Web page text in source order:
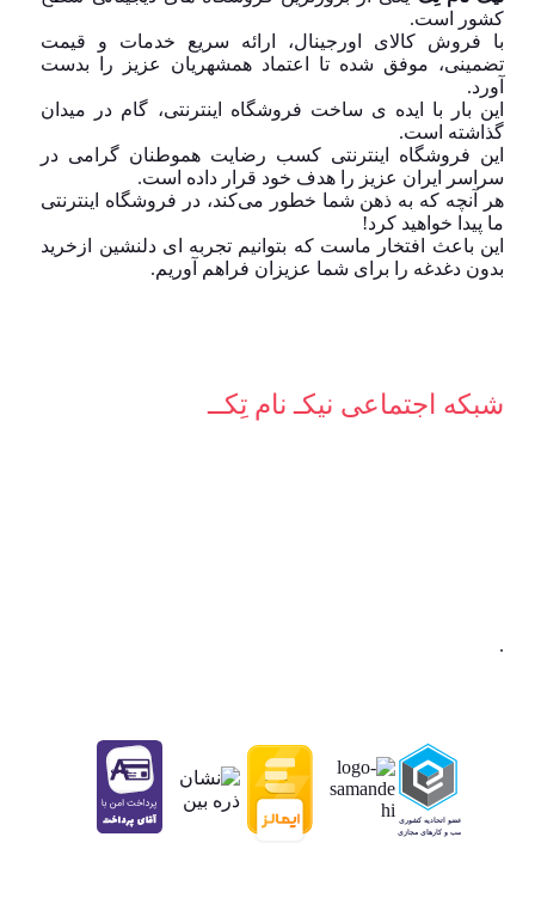
کشور است.
با فروش کالای اورجینال، ارائه سریع خدمات و قیمت
تضمینی، موفق شده تا اعتماد همشهریان عزیز را بدست
آورد.
این بار با ایده ی ساخت فروشگاه اینترنتی، گام در میدان
گذاشته است.
این فروشگاه اینترنتی کسب رضایت هموطنان گرامی در
سراسر ایران عزیز را هدف خود قرار داده است.
هر آنچه که به ذهن شما خطور می‌کند، در فروشگاه اینترنتی
ما پیدا خواهید کرد!
این باعث افتخار ماست که بتوانیم تجربه ای دلنشین ازخرید
بدون دغدغه را برای شما عزیزان فراهم آوریم.
شبکه‌ اجتماعی نیکـ نام تِکــ
.